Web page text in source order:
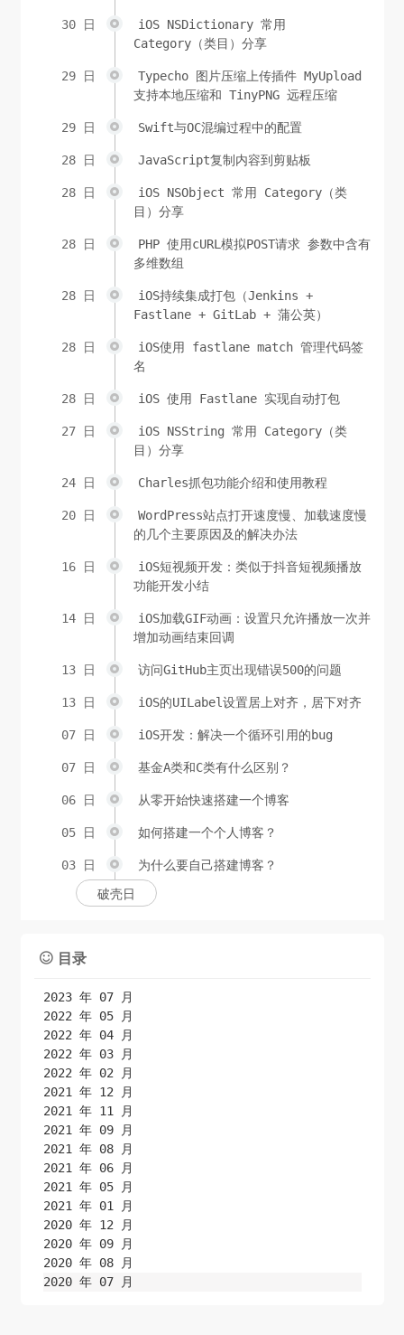
30 日
iOS NSDictionary 常用
Category（类目）分享
29 日
Typecho 图片压缩上传插件 MyUpload
支持本地压缩和 TinyPNG 远程压缩
29 日 Swift与OC混编过程中的配置
28 日 JavaScript复制内容到剪贴板
28 日
iOS NSObject 常用 Category（类
目）分享
28 日
PHP 使用cURL模拟POST请求 参数中含有
多维数组
28 日
iOS持续集成打包（Jenkins +
Fastlane + GitLab + 蒲公英）
28 日
iOS使用 fastlane match 管理代码签
名
28 日 iOS 使用 Fastlane 实现自动打包
27 日
iOS NSString 常用 Category（类
目）分享
24 日 Charles抓包功能介绍和使用教程
20 日
WordPress站点打开速度慢、加载速度慢
的几个主要原因及的解决办法
16 日
iOS短视频开发：类似于抖音短视频播放
功能开发小结
14 日
iOS加载GIF动画：设置只允许播放一次并
增加动画结束回调
13 日 访问GitHub主页出现错误500的问题
13 日 iOS的UILabel设置居上对齐，居下对齐
07 日 iOS开发：解决一个循环引用的bug
07 日 基金A类和C类有什么区别？
06 日 从零开始快速搭建一个博客
05 日 如何搭建一个个人博客？
03 日
为什么要自己搭建博客？
破壳日
 目录
2023 年 07 月
2022 年 05 月
2022 年 04 月
2022 年 03 月
2022 年 02 月
2021 年 12 月
2021 年 11 月
2021 年 09 月
2021 年 08 月
2021 年 06 月
2021 年 05 月
2021 年 01 月
2020 年 12 月
2020 年 09 月
2020 年 08 月
2020 年 07 月